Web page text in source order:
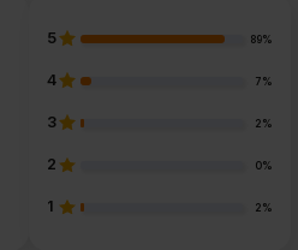
5 89%
4 7%
3 2%
2 0%
1 2%